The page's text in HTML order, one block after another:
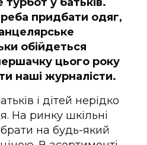
придбати одяг,
обійдеться
цього року
наші журналісти.
і дітей нерідко
На ринку шкільні
на будь-який